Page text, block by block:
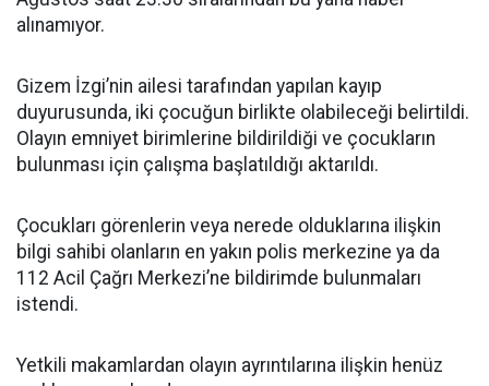
alınamıyor.
Gizem İzgi’nin ailesi tarafından yapılan kayıp
duyurusunda, iki çocuğun birlikte olabileceği belirtildi.
Olayın emniyet birimlerine bildirildiği ve çocukların
bulunması için çalışma başlatıldığı aktarıldı.
Çocukları görenlerin veya nerede olduklarına ilişkin
bilgi sahibi olanların en yakın polis merkezine ya da
112 Acil Çağrı Merkezi’ne bildirimde bulunmaları
istendi.
Yetkili makamlardan olayın ayrıntılarına ilişkin henüz